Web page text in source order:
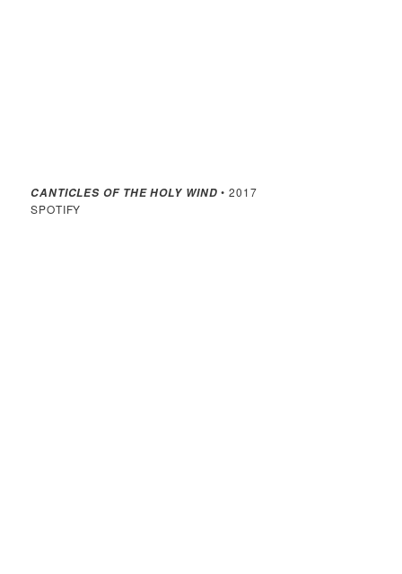
CANTICLES OF THE HOLY WIND • 2017
SPOTIFY